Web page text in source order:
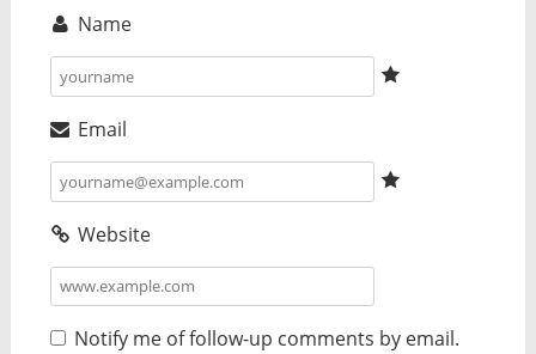
Name
Email
Website
Notify me of follow-up comments by email.